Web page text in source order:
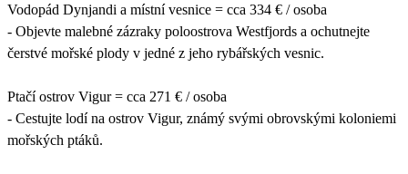
Vodopád Dynjandi a místní vesnice = cca 334 € / osoba
- Objevte malebné zázraky poloostrova Westfjords a ochutnejte
čerstvé mořské plody v jedné z jeho rybářských vesnic.
Ptačí ostrov Vigur = cca 271 € / osoba
- Cestujte lodí na ostrov Vigur, známý svými obrovskými koloniemi
mořských ptáků.